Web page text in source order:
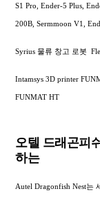
S1 Pro, Ender-5 Plus,
200B, Sermmoon V1,
Syrius 물류 창고 로봇
Intamsys 3D printer
FUNMAT HT
오텔 드래곤피
하는
Autel Dragonfish Nest는